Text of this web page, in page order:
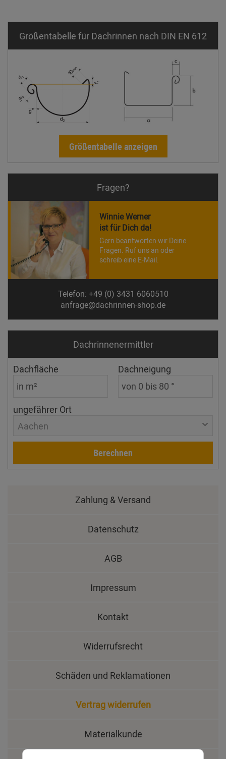
Größentabelle für Dachrinnen nach DIN EN 612
Größentabelle anzeigen
Fragen?
Winnie Werner
ist für Dich da!
Gern beantworten wir Deine
Fragen. Ruf uns an oder
schreib eine E-Mail.
Telefon: +49 (0) 3431 6060510
anfrage@dachrinnen-shop.de
Dachrinnen­ermittler
Dachfläche Dachneigung
ungefährer Ort
Aachen
Berechnen
Zahlung & Versand
Datenschutz
AGB
Impressum
Kontakt
Widerrufsrecht
Schäden und Reklamationen
Vertrag widerrufen
Materialkunde